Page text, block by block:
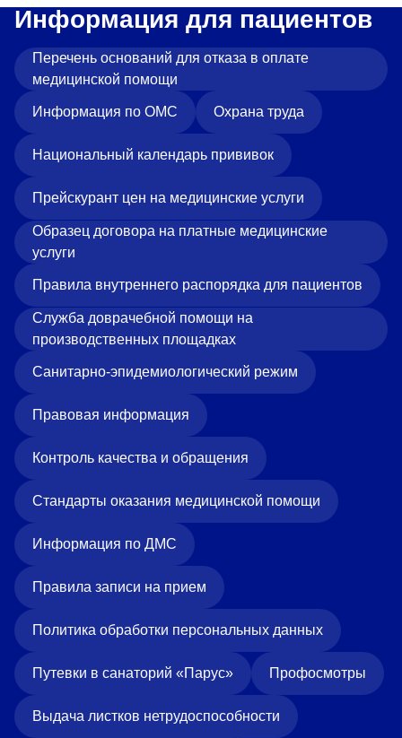
Информация для пациентов
Перечень оснований для отказа в оплате
медицинской помощи
Информация по ОМС Охрана труда
Национальный календарь прививок
Прейскурант цен на медицинские услуги
Образец договора на платные медицинские
услуги
Правила внутреннего распорядка для пациентов
Служба доврачебной помощи на
производственных площадках
Санитарно-эпидемиологический режим
Правовая информация
Контроль качества и обращения
Стандарты оказания медицинской помощи
Информация по ДМС
Правила записи на прием
Политика обработки персональных данных
Путевки в санаторий «Парус» Профосмотры
Выдача листков нетрудоспособности